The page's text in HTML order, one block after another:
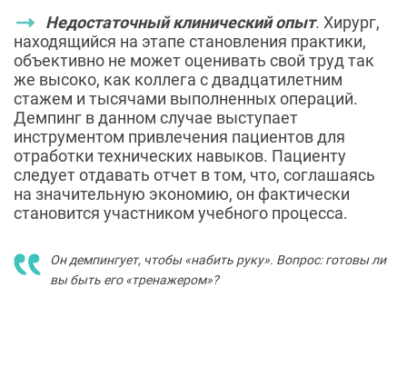
Недостаточный клинический опыт. Хирург,
находящийся на этапе становления практики,
объективно не может оценивать свой труд так
же высоко, как коллега с двадцатилетним
стажем и тысячами выполненных операций.
Демпинг в данном случае выступает
инструментом привлечения пациентов для
отработки технических навыков. Пациенту
следует отдавать отчет в том, что, соглашаясь
на значительную экономию, он фактически
становится участником учебного процесса.
Он демпингует, чтобы «набить руку». Вопрос: готовы ли
вы быть его «тренажером»?